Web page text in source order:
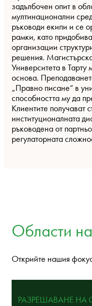
задълбочен опит в
мултинационални
ръководи екипи и се
рамки, като
организации
решения.
Университета в
основа.
„Правно писане“ в
способността му да
Клиентите получават
институционалната
ръководена от
регулаторната
Области
Открийте нашия
РАЗРЕШАВАНЕ НА